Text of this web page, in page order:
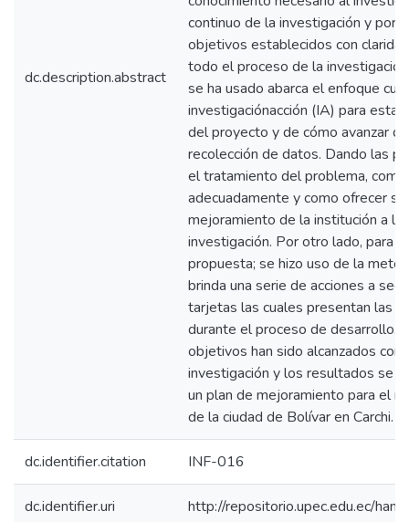
dc.description.abstract
continuo de la investigación y por
objetivos establecidos con
todo el proceso de la
se ha usado abarca el enfoque
investigaciónacción (IA) para
del proyecto y de cómo avanzar
recolección de datos. Dando las
el tratamiento del problema,
adecuadamente y como ofrecer
mejoramiento de la institución a la
investigación. Por otro lado, para
propuesta; se hizo uso de la
brinda una serie de acciones a
tarjetas las cuales presentan las
durante el proceso de desarrollo.
objetivos han sido alcanzados
investigación y los resultados se
un plan de mejoramiento para el
de la ciudad de Bolívar en Carchi.
dc.identifier.citation INF-016
dc.identifier.uri http://repositorio.upec.edu.ec/